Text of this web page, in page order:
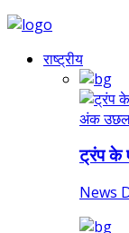
राष्ट्रीय
ट्रंप के
News